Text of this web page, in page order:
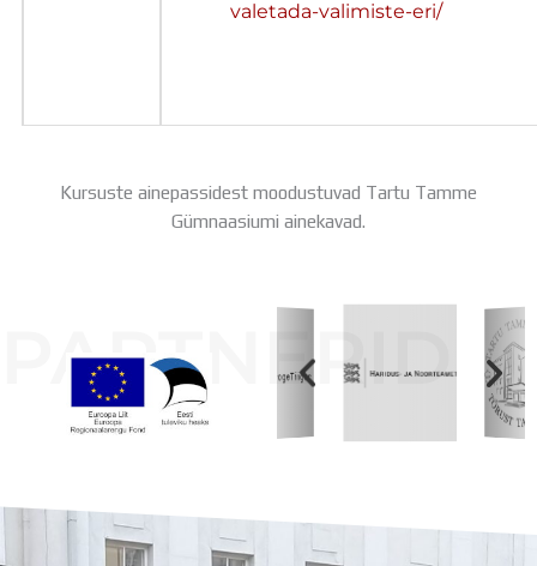
valetada-valimiste-eri/
Kursuste ainepassidest moodustuvad Tartu Tamme
Gümnaasiumi ainekavad.
PARTNERID